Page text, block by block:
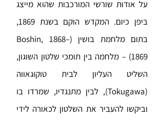
על אודות שורשי המורכבות שהוא מייצג
ביפן כיום. המקדש הוקם בשנת 1869,
בתום מלחמת בושין (Boshin, 1868–
1869) – מלחמה בין תומכי שלטון השוגון,
השליט העליון לבית טוקוגאווה
(Tokugawa), לבין מתנגדיו, שמרדו בו
וביקשו להעביר את השלטון לכאורה לידי